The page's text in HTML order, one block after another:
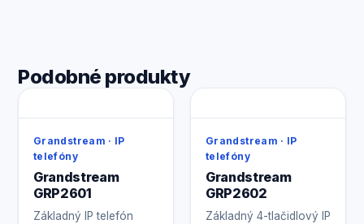
Podobné produkty
Grandstream · IP
telefóny
Grandstream
GRP2601
Základný IP telefón
Grandstream · IP
telefóny
Grandstream
GRP2602
Základný 4-tlačidlový IP